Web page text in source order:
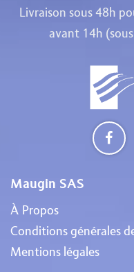
Livraison sous 48h
avant 14h
Maugin SAS
À Propos
Conditions générales
Mentions légales